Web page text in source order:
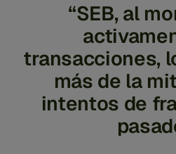
“SEB, al
transacciones,
más de la
intentos de